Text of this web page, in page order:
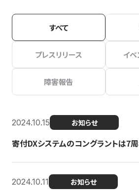
すべて
プレスリリース イベ
障害報告
2024.10.15 お知らせ
寄付DXシステムのコングラントは7
2024.10.11 お知らせ